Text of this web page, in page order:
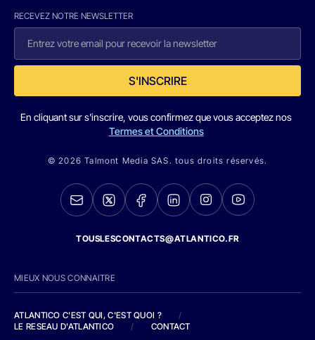
RECEVEZ NOTRE NEWSLETTER
S'INSCRIRE
En cliquant sur s'inscrire, vous confirmez que vous acceptez nos
Termes et Conditions
© 2026 Talmont Media SAS. tous droits réservés.
TOUSLESCONTACTS@ATLANTICO.FR
MIEUX NOUS CONNAITRE
ATLANTICO C'EST QUI, C'EST QUOI ?
/
LE RESEAU D'ATLANTICO
/ CONTACT